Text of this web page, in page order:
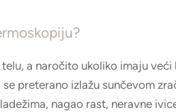
a naročito ukoliko imaju
preterano izlažu sunčevom
nagao rast, neravne